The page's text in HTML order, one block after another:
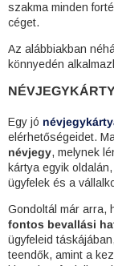
szakma minden
céget.
Az alábbiakban
könnyedén
Egy jó
elérhetőségeidet.
névjegy, melynek
kártya egyik
ügyfelek és a
Gondoltál már arra,
fontos bevallási
ügyfeleid
teendők, amint a